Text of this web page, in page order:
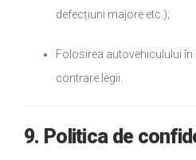
defecțiuni majore etc.);
Folosirea autovehiculului
contrare legii.
9. Politica de